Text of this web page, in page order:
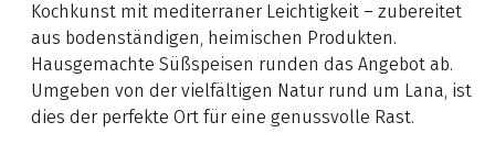
Kochkunst mit mediterraner Leichtigkeit – zubereitet
aus bodenständigen, heimischen Produkten.
Hausgemachte Süßspeisen runden das Angebot ab.
Umgeben von der vielfältigen Natur rund um Lana, ist
dies der perfekte Ort für eine genussvolle Rast.